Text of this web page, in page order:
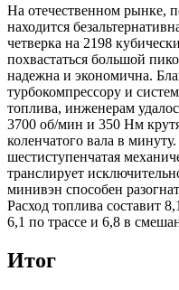
На отечественном рынке,
находится
четверка на 2198
похвастаться большой
надежна и экономична.
турбокомпрессору и
топлива, инженерам
3700 об/мин и 350 Нм
коленчатого вала в
шестиступенчатая
транслирует
минивэн способен
Расход топлива составит
6,1 по трассе и 6,8 в
Итог